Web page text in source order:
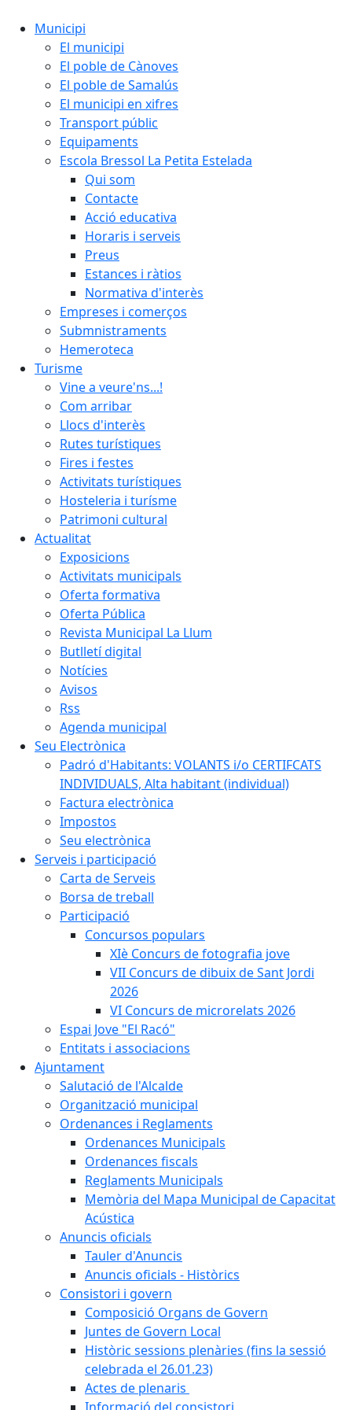
Municipi
El municipi
El poble de Cànoves
El poble de Samalús
El municipi en xifres
Transport públic
Equipaments
Escola Bressol La Petita Estelada
Qui som
Contacte
Acció educativa
Horaris i serveis
Preus
Estances i ràtios
Normativa d'interès
Empreses i comerços
Submnistraments
Hemeroteca
Turisme
Vine a veure'ns...!
Com arribar
Llocs d'interès
Rutes turístiques
Fires i festes
Activitats turístiques
Hosteleria i turísme
Patrimoni cultural
Actualitat
Exposicions
Activitats municipals
Oferta formativa
Oferta Pública
Revista Municipal La Llum
Butlletí digital
Notícies
Avisos
Rss
Agenda municipal
Seu Electrònica
Padró d'Habitants: VOLANTS i/o CERTIFCATS
INDIVIDUALS, Alta habitant (individual)
Factura electrònica
Impostos
Seu electrònica
Serveis i participació
Carta de Serveis
Borsa de treball
Participació
Concursos populars
XIè Concurs de fotografia jove
VII Concurs de dibuix de Sant Jordi
2026
VI Concurs de microrelats 2026
Espai Jove "El Racó"
Entitats i associacions
Ajuntament
Salutació de l'Alcalde
Organització municipal
Ordenances i Reglaments
Ordenances Municipals
Ordenances fiscals
Reglaments Municipals
Memòria del Mapa Municipal de Capacitat
Acústica
Anuncis oficials
Tauler d'Anuncis
Anuncis oficials - Històrics
Consistori i govern
Composició Organs de Govern
Juntes de Govern Local
Històric sessions plenàries (fins la sessió
celebrada el 26.01.23)
Actes de plenaris